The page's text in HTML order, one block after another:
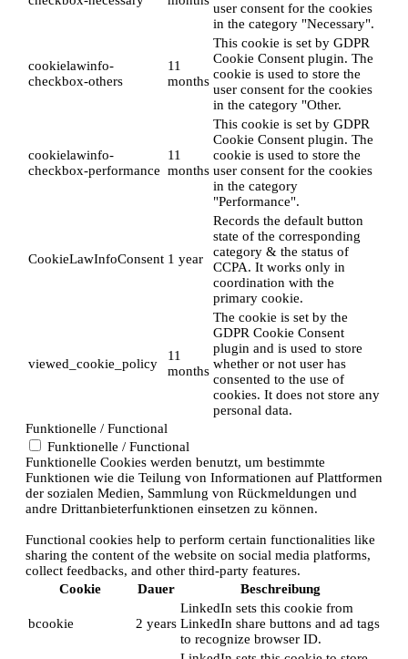
user consent for the cookies
in the category "Necessary".
cookielawinfo-
checkbox-others
11
months
This cookie is set by GDPR
Cookie Consent plugin. The
cookie is used to store the
user consent for the cookies
in the category "Other.
cookielawinfo-
checkbox-performance
11
months
This cookie is set by GDPR
Cookie Consent plugin. The
cookie is used to store the
user consent for the cookies
in the category
"Performance".
CookieLawInfoConsent 1 year
Records the default button
state of the corresponding
category & the status of
CCPA. It works only in
coordination with the
primary cookie.
viewed_cookie_policy
11
months
The cookie is set by the
GDPR Cookie Consent
plugin and is used to store
whether or not user has
consented to the use of
cookies. It does not store any
personal data.
Funktionelle / Functional
Funktionelle / Functional
Funktionelle Cookies werden benutzt, um bestimmte
Funktionen wie die Teilung von Informationen auf Plattformen
der sozialen Medien, Sammlung von Rückmeldungen und
andre Drittanbieterfunktionen einsetzen zu können.
Functional cookies help to perform certain functionalities like
sharing the content of the website on social media platforms,
collect feedbacks, and other third-party features.
Cookie
Dauer Beschreibung
bcookie 2 years
LinkedIn sets this cookie from
LinkedIn share buttons and ad tags
to recognize browser ID.